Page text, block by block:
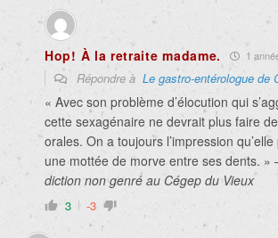
Hop! À la retraite madame. 1
Répondre à Le gastro-entérologue de
« Avec son problème d’élocution qui
cette sexagénaire ne devrait plus faire
orales. On a toujours l’impression
une mottée de morve entre ses dents. »
diction non genré au Cégep du Vieux
3 -3